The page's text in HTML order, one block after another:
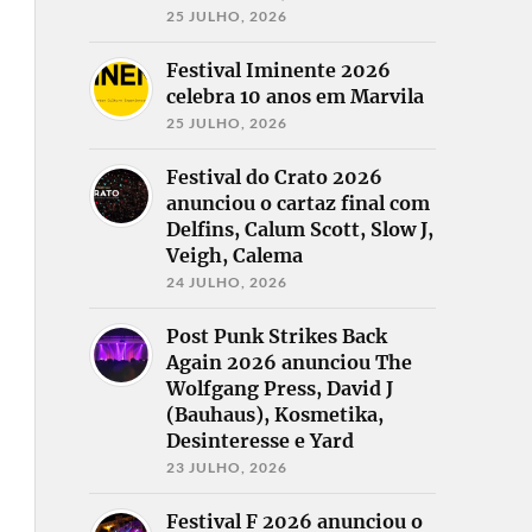
25 JULHO, 2026
Festival Iminente 2026
celebra 10 anos em Marvila
25 JULHO, 2026
Festival do Crato 2026
anunciou o cartaz final com
Delfins, Calum Scott, Slow J,
Veigh, Calema
24 JULHO, 2026
Post Punk Strikes Back
Again 2026 anunciou The
Wolfgang Press, David J
(Bauhaus), Kosmetika,
Desinteresse e Yard
23 JULHO, 2026
Festival F 2026 anunciou o